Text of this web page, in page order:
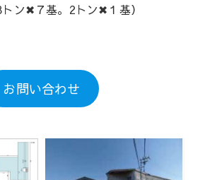
ン✖７基。2トン✖１基）
お問い合わせ